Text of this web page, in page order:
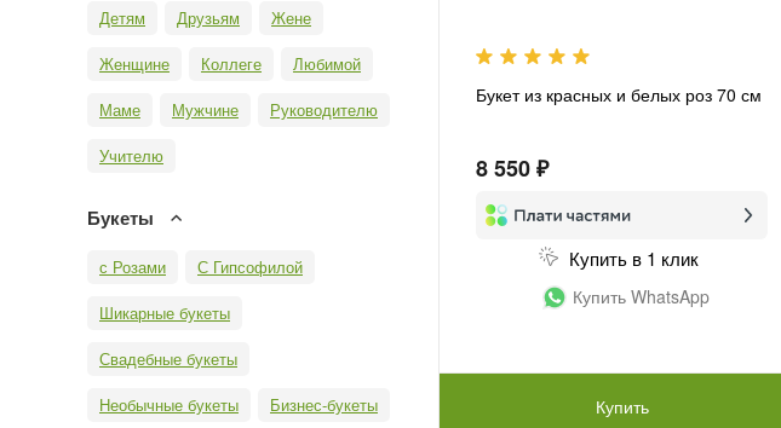
Детям Друзьям
Жене
Женщине
Коллеге
Любимой
Маме
Мужчине
Руководителю
Учителю
Букеты
с Розами
С Гипсофилой
Шикарные букеты
Свадебные букеты
Необычные букеты
Бизнес-букеты
Букет из красных и белых роз 70 см
8 550 ₽
Купить в 1 клик
Купить WhatsApp
Купить